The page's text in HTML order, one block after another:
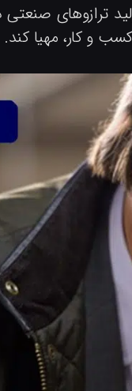
ترازوهای صنعتی
و کار، مهیا کند.